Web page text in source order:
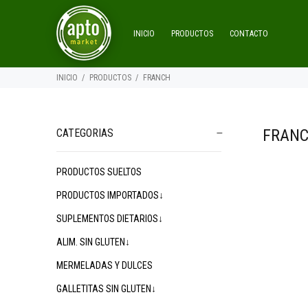
INICIO PRODUCTOS CONTACTO
INICIO PRODUCTOS FRANCH
CATEGORIAS
PRODUCTOS SUELTOS
PRODUCTOS IMPORTADOS↓
SUPLEMENTOS DIETARIOS↓
ALIM. SIN GLUTEN↓
MERMELADAS Y DULCES
GALLETITAS SIN GLUTEN↓